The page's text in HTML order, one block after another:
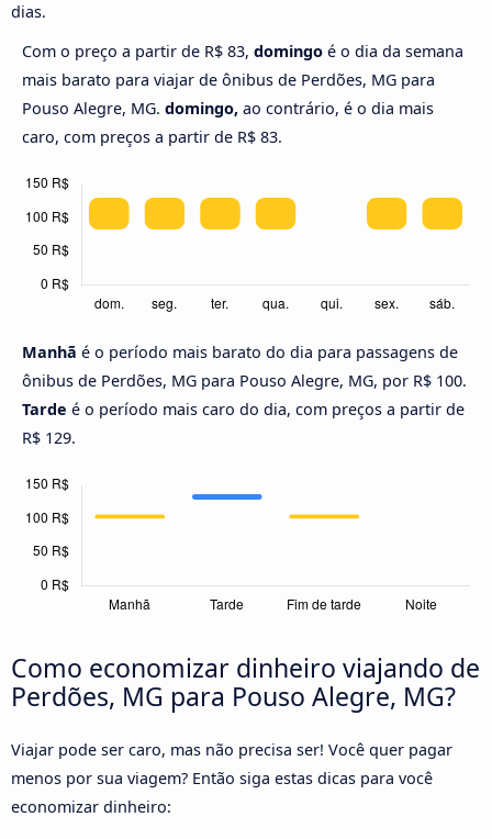
dias.
Com o preço a partir de R$ 83, domingo é o dia da semana
mais barato para viajar de ônibus de Perdões, MG para
Pouso Alegre, MG. domingo, ao contrário, é o dia mais
caro, com preços a partir de R$ 83.
Manhã é o período mais barato do dia para passagens de
ônibus de Perdões, MG para Pouso Alegre, MG, por R$ 100.
Tarde é o período mais caro do dia, com preços a partir de
R$ 129.
Como economizar dinheiro viajando de
Perdões, MG para Pouso Alegre, MG?
Viajar pode ser caro, mas não precisa ser! Você quer pagar
menos por sua viagem? Então siga estas dicas para você
economizar dinheiro: